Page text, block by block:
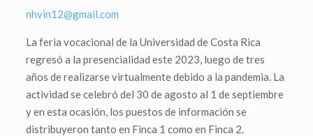
nhvin12@gmail.com
La feria vocacional de la Universidad de Costa Rica
regresó a la presencialidad este 2023, luego de tres
años de realizarse virtualmente debido a la pandemia. La
actividad se celebró del 30 de agosto al 1 de septiembre
y en esta ocasión, los puestos de información se
distribuyeron tanto en Finca 1 como en Finca 2.